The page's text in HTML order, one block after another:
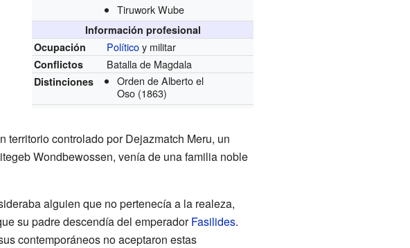
Tiruwork Wube
Información profesional
Ocupación
Políticoy militar
Conflictos Batalla de Magdala
Distinciones
Orden de Alberto el
Oso (1863)
territorio controlado por Dejazmatch Meru, un
Wondbewossen, venía de una familia noble
alguien que no pertenecía a la realeza,
su padre descendía del emperadorFasilides.
contemporáneos no aceptaron estas